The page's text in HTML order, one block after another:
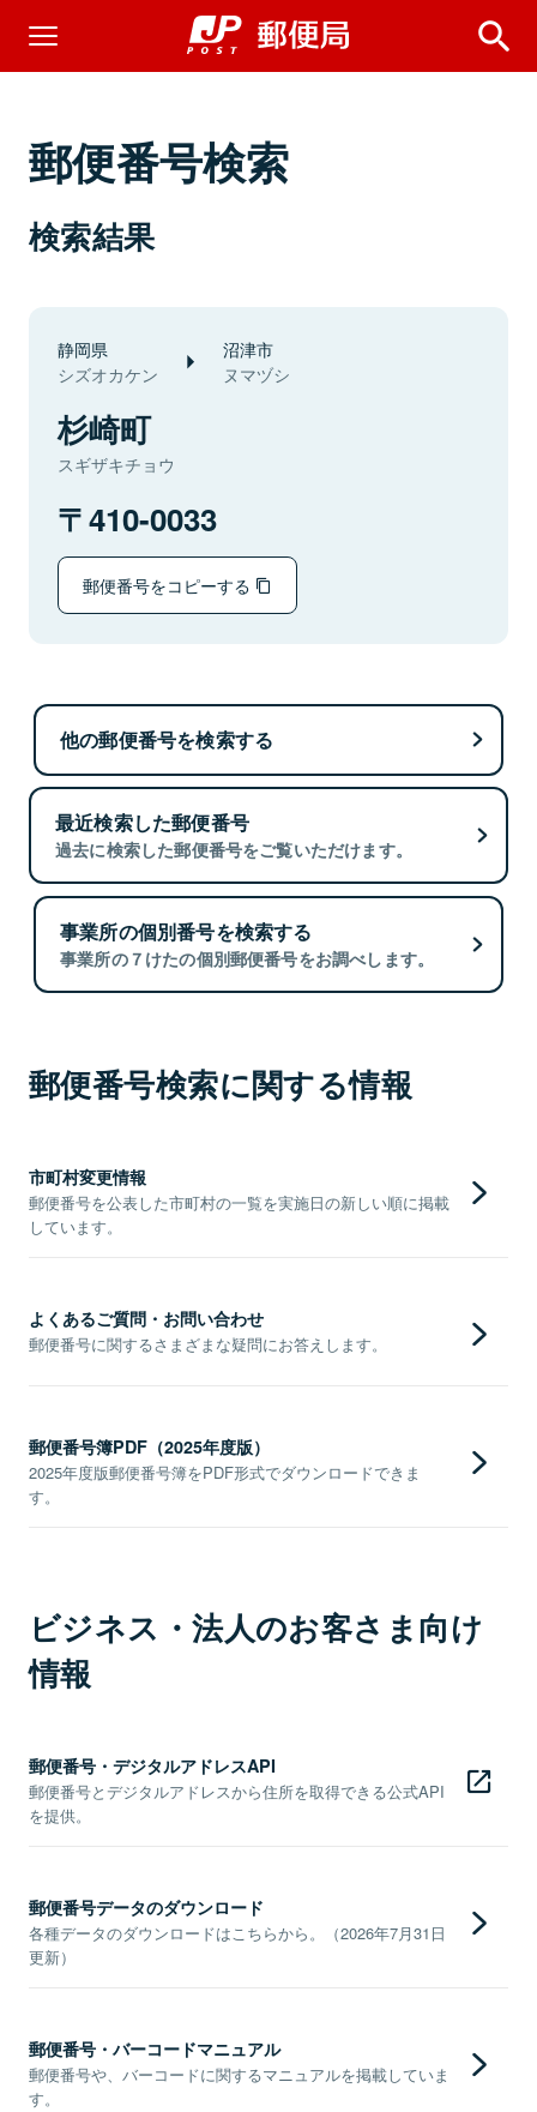
郵便番号検索
検索結果
静岡県
シズオカケン
沼津市
ヌマヅシ
杉崎町
スギザキチョウ
410-0033
郵便番号をコピーする
他の郵便番号を検索する
最近検索した郵便番号
過去に検索した郵便番号をご覧いただけます。
事業所の個別番号を検索する
事業所の７けたの個別郵便番号をお調べします。
郵便番号検索に関する情報
市町村変更情報
郵便番号を公表した市町村の一覧を実施日の新しい順に掲載
しています。
よくあるご質問・お問い合わせ
郵便番号に関するさまざまな疑問にお答えします。
郵便番号簿PDF（2025年度版）
2025年度版郵便番号簿をPDF形式でダウンロードできま
す。
ビジネス・法人のお客さま向け
情報
郵便番号・デジタルアドレスAPI
郵便番号とデジタルアドレスから住所を取得できる公式API
を提供。
郵便番号データのダウンロード
各種データのダウンロードはこちらから。（2026年7月31日
更新）
郵便番号・バーコードマニュアル
郵便番号や、バーコードに関するマニュアルを掲載していま
す。